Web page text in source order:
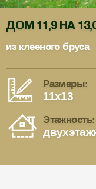
ДОМ 11,9 НА
из клееного бруса
Размеры:
11x13
Этажность: